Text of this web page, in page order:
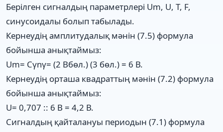
Берілген сигналдың параметрлері Um, U, T, F,
синусоидалы болып табылады.
Кернеудің амплитудалық мәнін (7.5) формула
бойынша анықтаймыз:
Um= Cγnγ= (2 Вбөл.) (3 бөл.) = 6 В.
Кернеудің орташа квадраттың мәнін (7.2) формула
бойынша анықтаймыз:
U= 0,707 :: 6 В = 4,2 В.
Сигналдың қайталануы периодын (7.1) формула